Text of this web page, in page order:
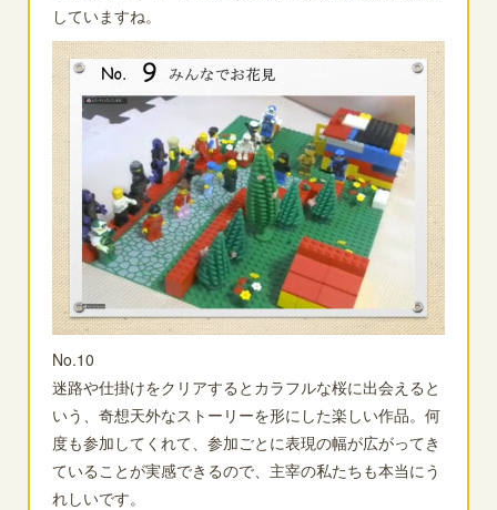
していますね。
No.10
迷路や仕掛けをクリアするとカラフルな桜に出会えると
いう、奇想天外なストーリーを形にした楽しい作品。何
度も参加してくれて、参加ごとに表現の幅が広がってき
ていることが実感できるので、主宰の私たちも本当にう
れしいです。